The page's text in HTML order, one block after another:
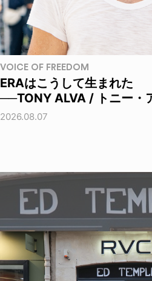
VOICE OF FREEDOM
ERAはこうして生まれた
──TONY ALVA / トニー・
2026.08.07